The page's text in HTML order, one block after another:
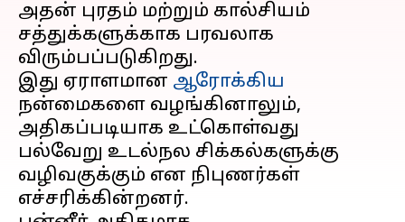
அதன் புரதம் மற்றும் கால்சியம்
சத்துக்களுக்காக பரவலாக
விரும்பப்படுகிறது.
இது ஏராளமான ஆரோக்கிய
நன்மைகளை வழங்கினாலும்,
அதிகப்படியாக உட்கொள்வது
பல்வேறு உடல்நல சிக்கல்களுக்கு
வழிவகுக்கும் என நிபுணர்கள்
எச்சரிக்கின்றனர்.